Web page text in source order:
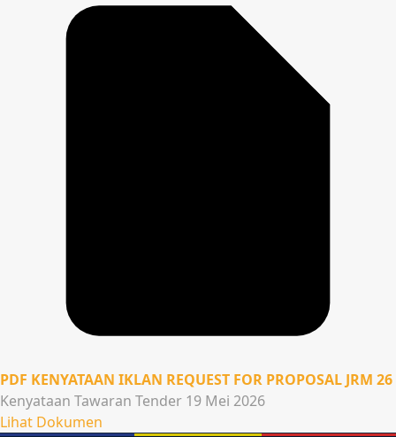
PDF KENYATAAN IKLAN REQUEST FOR PROPOSAL JRM 26
Kenyataan Tawaran Tender 19 Mei 2026
Lihat Dokumen